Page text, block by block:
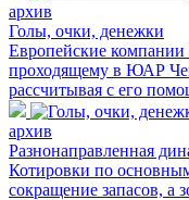
архив
Голы, очки, денежки
Европейские компании
проходящему в ЮАР
рассчитывая с его
архив
Разнонаправленная
Котировки по
сокращение запасов, а